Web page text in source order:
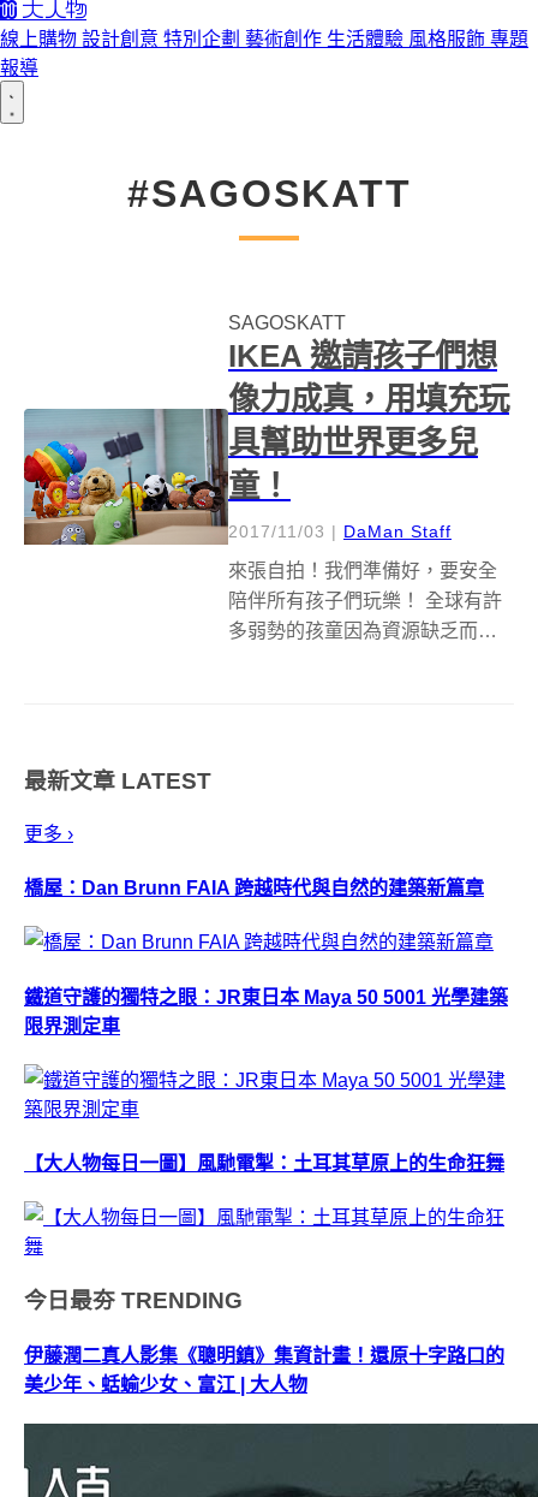
線上購物 設計創意 特別企劃 藝術創作 生活體驗 風格服飾 專題
報導
#SAGOSKATT
SAGOSKATT
IKEA 邀請孩子們想
像力成真，用填充玩
具幫助世界更多兒
童！
2017/11/03 | DaMan Staff
來張自拍！我們準備好，要安全
陪伴所有孩子們玩樂！ 全球有許
多弱勢的孩童因為資源缺乏而無
最新文章 LATEST
更多 ›
橋屋：Dan Brunn FAIA 跨越時代與自然的建築新篇章
鐵道守護的獨特之眼：JR東日本 Maya 50 5001 光學建築
限界測定車
【大人物每日一圖】風馳電掣：土耳其草原上的生命狂舞
今日最夯 TRENDING
伊藤潤二真人影集《聰明鎮》集資計畫！還原十字路口的
美少年、蛞蝓少女、富江 | 大人物